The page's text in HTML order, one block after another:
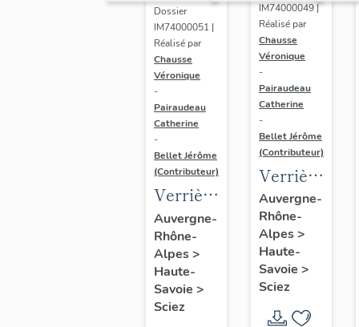
Dossier
IM74000051 |
Réalisé par
Chausse
Véronique
-
Pairaudeau
Catherine
-
Bellet Jérôme
(Contributeur)
Verrière
(rondel)
:
donateur
présenté
par son
Auvergne-
Rhône-
Alpes>
Haute-
Savoie >
Sciez
IM74000049 |
Réalisé par
Chausse
Véronique
-
Pairaudeau
Catherine
-
Bellet Jérôme
(Contributeur)
Verrière
: femme
vêtue
d'une
robe
damassée
devant
Auvergne-
Rhône-
Alpes>
Haute-
Savoie >
Sciez